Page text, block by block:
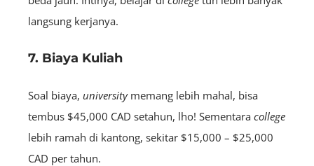
langsung kerjanya.
7. Biaya Kuliah
Soal biaya, universitymemang lebih mahal, bisa
tembus $45,000 CAD setahun, lho! Sementara college
lebih ramah di kantong, sekitar $15,000 – $25,000
CAD per tahun.